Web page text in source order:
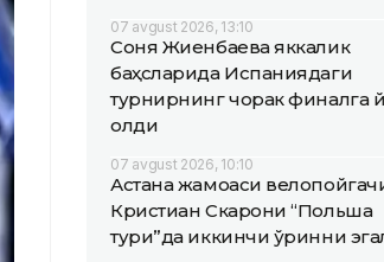
07 avgust 2026, 13:10
Соня Жиенбаева яккалик
баҳсларида Испаниядаги
турнирнинг чорак финалга
олди
07 avgust 2026, 10:10
Астана жамоаси
Кристиан Скарони “Польша
тури”да иккинчи ўринни